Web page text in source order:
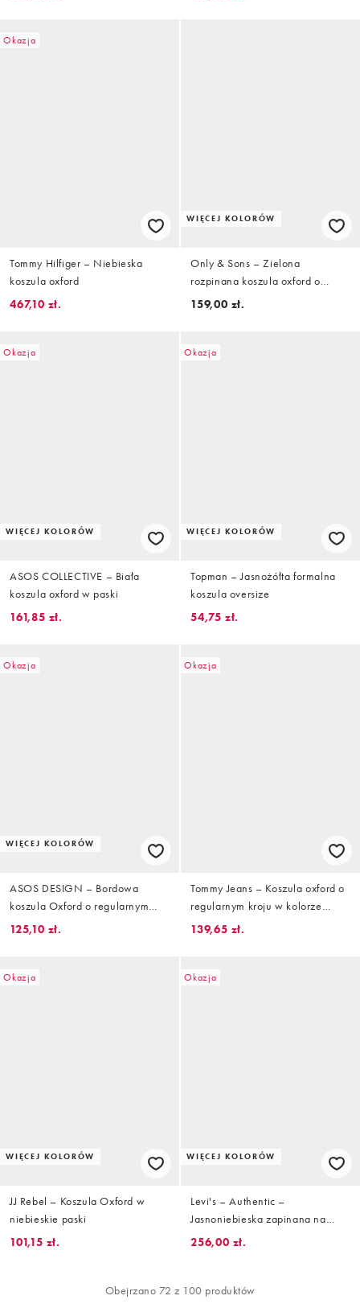
Okazja
Tommy Hilfiger – Niebieska
koszula oxford
467,10 zł.
WIĘCEJ KOLORÓW
Only & Sons – Zielona
rozpinana koszula oxford o
dopasowanym kroju
159,00 zł.
Okazja
WIĘCEJ KOLORÓW
ASOS COLLECTIVE – Biała
koszula oxford w paski
161,85 zł.
Okazja
WIĘCEJ KOLORÓW
Topman – Jasnożółta formalna
koszula oversize
54,75 zł.
Okazja
WIĘCEJ KOLORÓW
ASOS DESIGN – Bordowa
koszula Oxford o regularnym
kroju
125,10 zł.
Okazja
Tommy Jeans – Koszula oxford o
regularnym kroju w kolorze
khaki w kratkę
139,65 zł.
Okazja
WIĘCEJ KOLORÓW
JJ Rebel – Koszula Oxford w
niebieskie paski
101,15 zł.
Okazja
WIĘCEJ KOLORÓW
Levi's – Authentic –
Jasnoniebieska zapinana na
guziki koszula oxford o luźnym
256,00 zł.
Obejrzano 72 z 100 produktów